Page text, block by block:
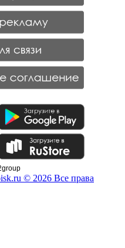
© 2026 Все права